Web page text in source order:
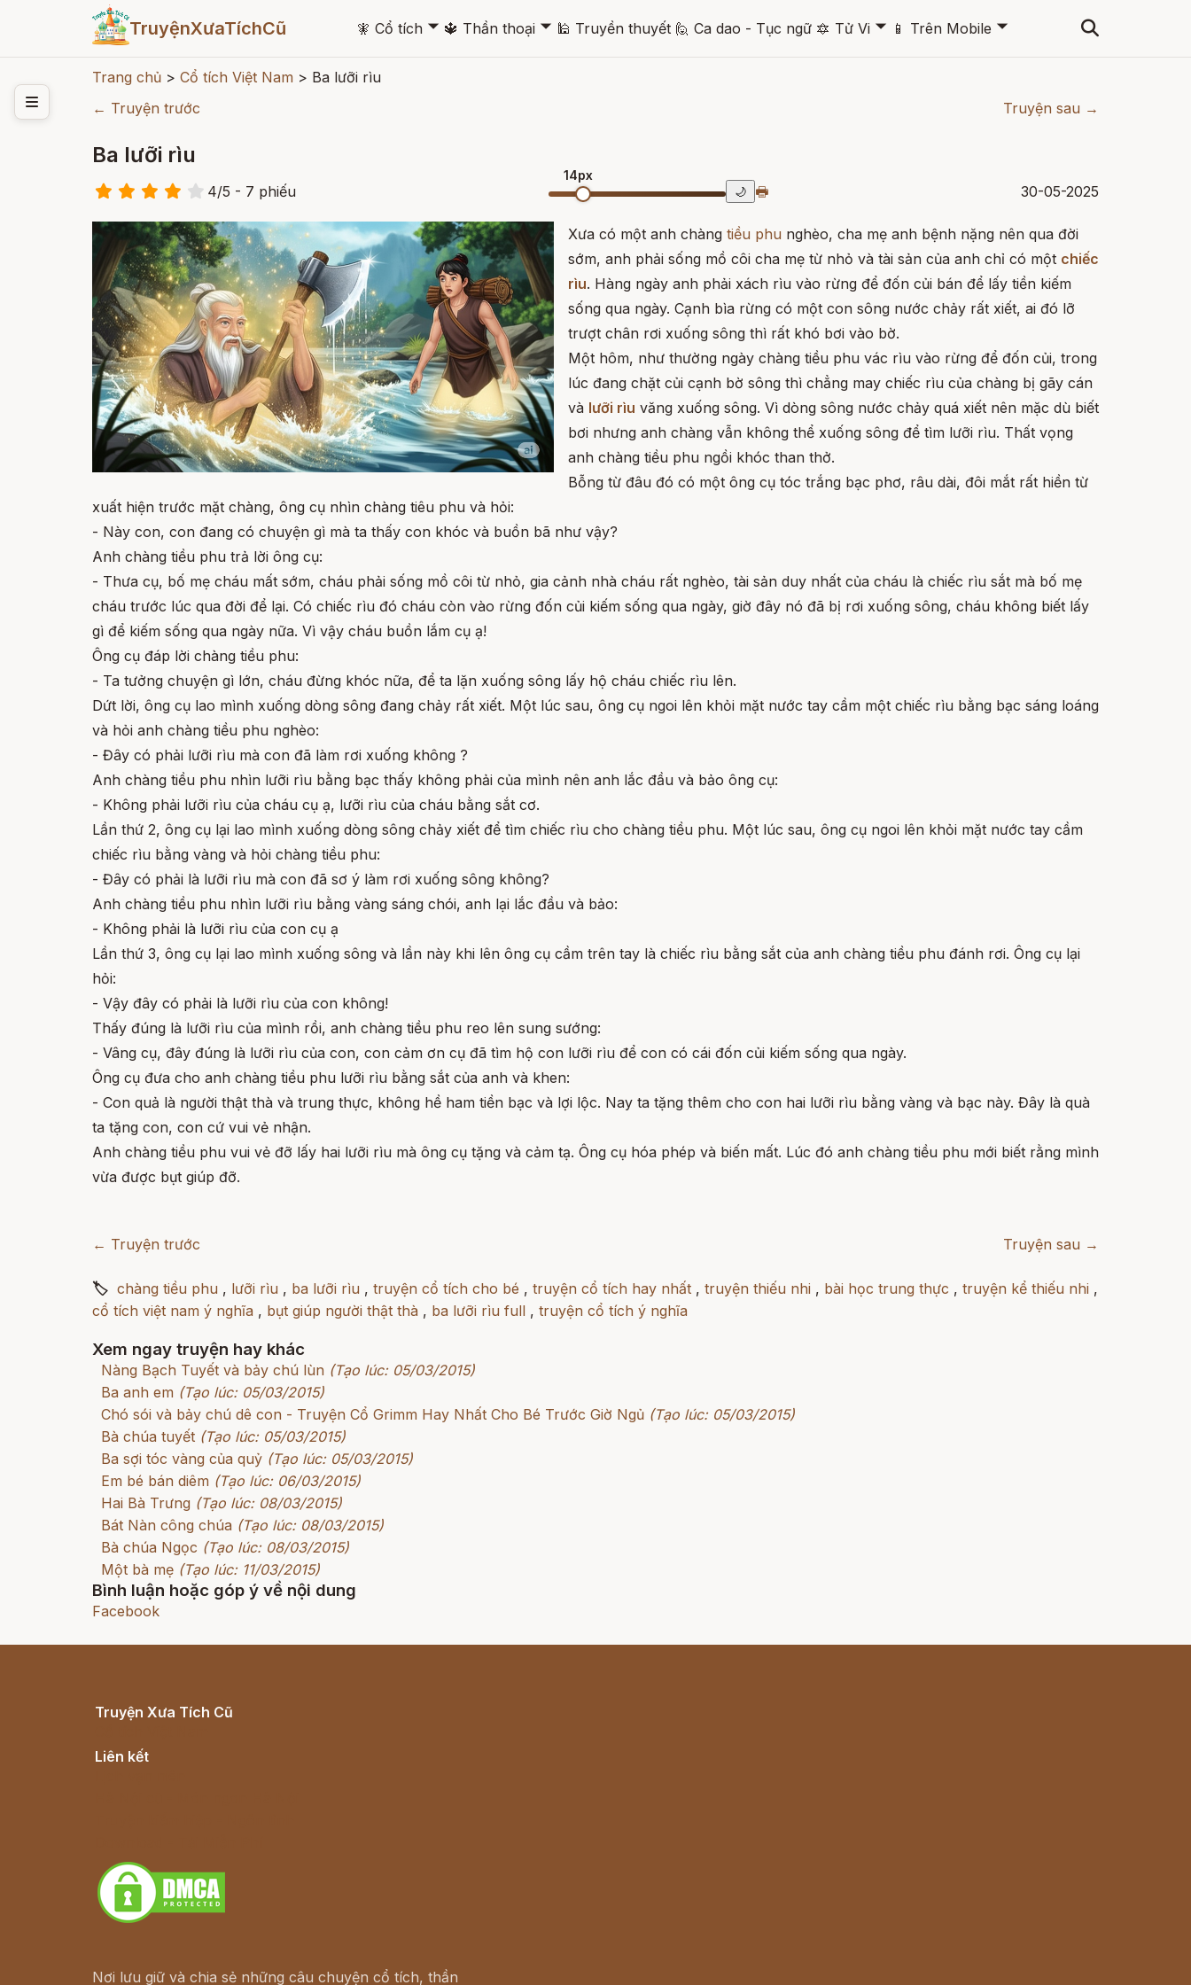
TruyệnXưaTíchCũ 🧚 Cổ tích 🞃 🔱 Thần thoại 🞃 🕌 Truyền thuyết 🙋 Ca dao - Tục ngữ 🔯 Tử Vi 🞃 📱 Trên Mobile 🞃
Trang chủ > Cổ tích Việt Nam > Ba lưỡi rìu
← Truyện trước
Truyện sau →
Ba lưỡi rìu
4/5 - 7 phiếu
14px
🌙 🖶 30-05-2025
Xưa có một anh chàng tiều phu nghèo, cha mẹ anh bệnh nặng nên qua đời
sớm, anh phải sống mồ côi cha mẹ từ nhỏ và tài sản của anh chỉ có một chiếc
rìu. Hàng ngày anh phải xách rìu vào rừng để đốn củi bán để lấy tiền kiếm
sống qua ngày. Cạnh bìa rừng có một con sông nước chảy rất xiết, ai đó lỡ
trượt chân rơi xuống sông thì rất khó bơi vào bờ.
Một hôm, như thường ngày chàng tiều phu vác rìu vào rừng để đốn củi, trong
lúc đang chặt củi cạnh bờ sông thì chẳng may chiếc rìu của chàng bị gãy cán
và lưỡi rìu văng xuống sông. Vì dòng sông nước chảy quá xiết nên mặc dù biết
bơi nhưng anh chàng vẫn không thể xuống sông để tìm lưỡi rìu. Thất vọng
anh chàng tiều phu ngồi khóc than thở.
Bỗng từ đâu đó có một ông cụ tóc trắng bạc phơ, râu dài, đôi mắt rất hiền từ
xuất hiện trước mặt chàng, ông cụ nhìn chàng tiêu phu và hỏi:
- Này con, con đang có chuyện gì mà ta thấy con khóc và buồn bã như vậy?
Anh chàng tiều phu trả lời ông cụ:
- Thưa cụ, bố mẹ cháu mất sớm, cháu phải sống mồ côi từ nhỏ, gia cảnh nhà cháu rất nghèo, tài sản duy nhất của cháu là chiếc rìu sắt mà bố mẹ
cháu trước lúc qua đời để lại. Có chiếc rìu đó cháu còn vào rừng đốn củi kiếm sống qua ngày, giờ đây nó đã bị rơi xuống sông, cháu không biết lấy
gì để kiếm sống qua ngày nữa. Vì vậy cháu buồn lắm cụ ạ!
Ông cụ đáp lời chàng tiều phu:
- Ta tưởng chuyện gì lớn, cháu đừng khóc nữa, để ta lặn xuống sông lấy hộ cháu chiếc rìu lên.
Dứt lời, ông cụ lao mình xuống dòng sông đang chảy rất xiết. Một lúc sau, ông cụ ngoi lên khỏi mặt nước tay cầm một chiếc rìu bằng bạc sáng loáng
và hỏi anh chàng tiều phu nghèo:
- Đây có phải lưỡi rìu mà con đã làm rơi xuống không ?
Anh chàng tiều phu nhìn lưỡi rìu bằng bạc thấy không phải của mình nên anh lắc đầu và bảo ông cụ:
- Không phải lưỡi rìu của cháu cụ ạ, lưỡi rìu của cháu bằng sắt cơ.
Lần thứ 2, ông cụ lại lao mình xuống dòng sông chảy xiết để tìm chiếc rìu cho chàng tiều phu. Một lúc sau, ông cụ ngoi lên khỏi mặt nước tay cầm
chiếc rìu bằng vàng và hỏi chàng tiều phu:
- Đây có phải là lưỡi rìu mà con đã sơ ý làm rơi xuống sông không?
Anh chàng tiều phu nhìn lưỡi rìu bằng vàng sáng chói, anh lại lắc đầu và bảo:
- Không phải là lưỡi rìu của con cụ ạ
Lần thứ 3, ông cụ lại lao mình xuống sông và lần này khi lên ông cụ cầm trên tay là chiếc rìu bằng sắt của anh chàng tiều phu đánh rơi. Ông cụ lại
hỏi:
- Vậy đây có phải là lưỡi rìu của con không!
Thấy đúng là lưỡi rìu của mình rồi, anh chàng tiều phu reo lên sung sướng:
- Vâng cụ, đây đúng là lưỡi rìu của con, con cảm ơn cụ đã tìm hộ con lưỡi rìu để con có cái đốn củi kiếm sống qua ngày.
Ông cụ đưa cho anh chàng tiều phu lưỡi rìu bằng sắt của anh và khen:
- Con quả là người thật thà và trung thực, không hề ham tiền bạc và lợi lộc. Nay ta tặng thêm cho con hai lưỡi rìu bằng vàng và bạc này. Đây là quà
ta tặng con, con cứ vui vẻ nhận.
Anh chàng tiều phu vui vẻ đỡ lấy hai lưỡi rìu mà ông cụ tặng và cảm tạ. Ông cụ hóa phép và biến mất. Lúc đó anh chàng tiều phu mới biết rằng mình
vừa được bụt giúp đỡ.
← Truyện trước Truyện sau →
🏷 chàng tiều phu , lưỡi rìu , ba lưỡi rìu , truyện cổ tích cho bé , truyện cổ tích hay nhất , truyện thiếu nhi , bài học trung thực , truyện kể thiếu nhi ,
cổ tích việt nam ý nghĩa , bụt giúp người thật thà , ba lưỡi rìu full , truyện cổ tích ý nghĩa
Xem ngay truyện hay khác
Nàng Bạch Tuyết và bảy chú lùn (Tạo lúc: 05/03/2015)
Ba anh em (Tạo lúc: 05/03/2015)
Chó sói và bảy chú dê con - Truyện Cổ Grimm Hay Nhất Cho Bé Trước Giờ Ngủ (Tạo lúc: 05/03/2015)
Bà chúa tuyết (Tạo lúc: 05/03/2015)
Ba sợi tóc vàng của quỷ (Tạo lúc: 05/03/2015)
Em bé bán diêm (Tạo lúc: 06/03/2015)
Hai Bà Trưng (Tạo lúc: 08/03/2015)
Bát Nàn công chúa (Tạo lúc: 08/03/2015)
Bà chúa Ngọc (Tạo lúc: 08/03/2015)
Một bà mẹ (Tạo lúc: 11/03/2015)
Bình luận hoặc góp ý về nội dung
Facebook
Truyện Xưa Tích Cũ
Liên kết
Nơi lưu giữ và chia sẻ những câu chuyện cổ tích, thần